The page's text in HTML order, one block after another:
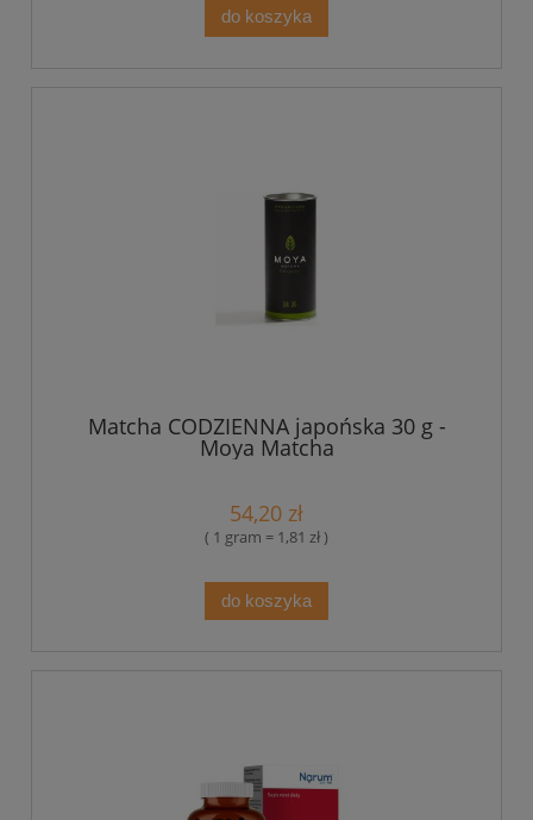
do koszyka
Matcha CODZIENNA japońska 30 g -
Moya Matcha
54,20 zł
( 1 gram = 1,81 zł )
do koszyka